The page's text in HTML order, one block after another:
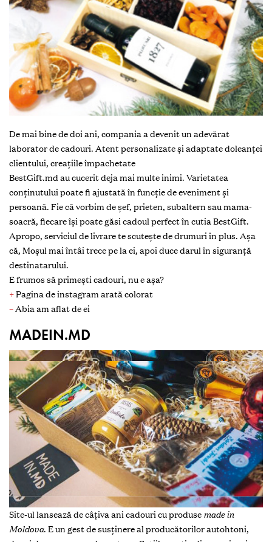
De mai bine de doi ani, compania a devenit un adevărat
laborator de cadouri. Atent personalizate și adaptate doleanței
clientului, creațiile împachetate
BestGift.md au cucerit deja mai multe inimi. Varietatea
conținutului poate fi ajustată în funcție de eveniment și
persoană. Fie că vorbim de șef, prieten, subaltern sau mama-
soacră, fiecare își poate găsi cadoul perfect în cutia BestGift.
Apropo, serviciul de livrare te scutește de drumuri în plus. Așa
că, Moșul mai întâi trece pe la ei, apoi duce darul în siguranță
destinatarului.
E frumos să primești cadouri, nu e așa?
+Pagina de instagram arată colorat
– Abia am aflat de ei
MADEIN.MD
Site-ul lansează de câțiva ani cadouri cu produse made in
Moldova. E un gest de susținere al producătorilor autohtoni,